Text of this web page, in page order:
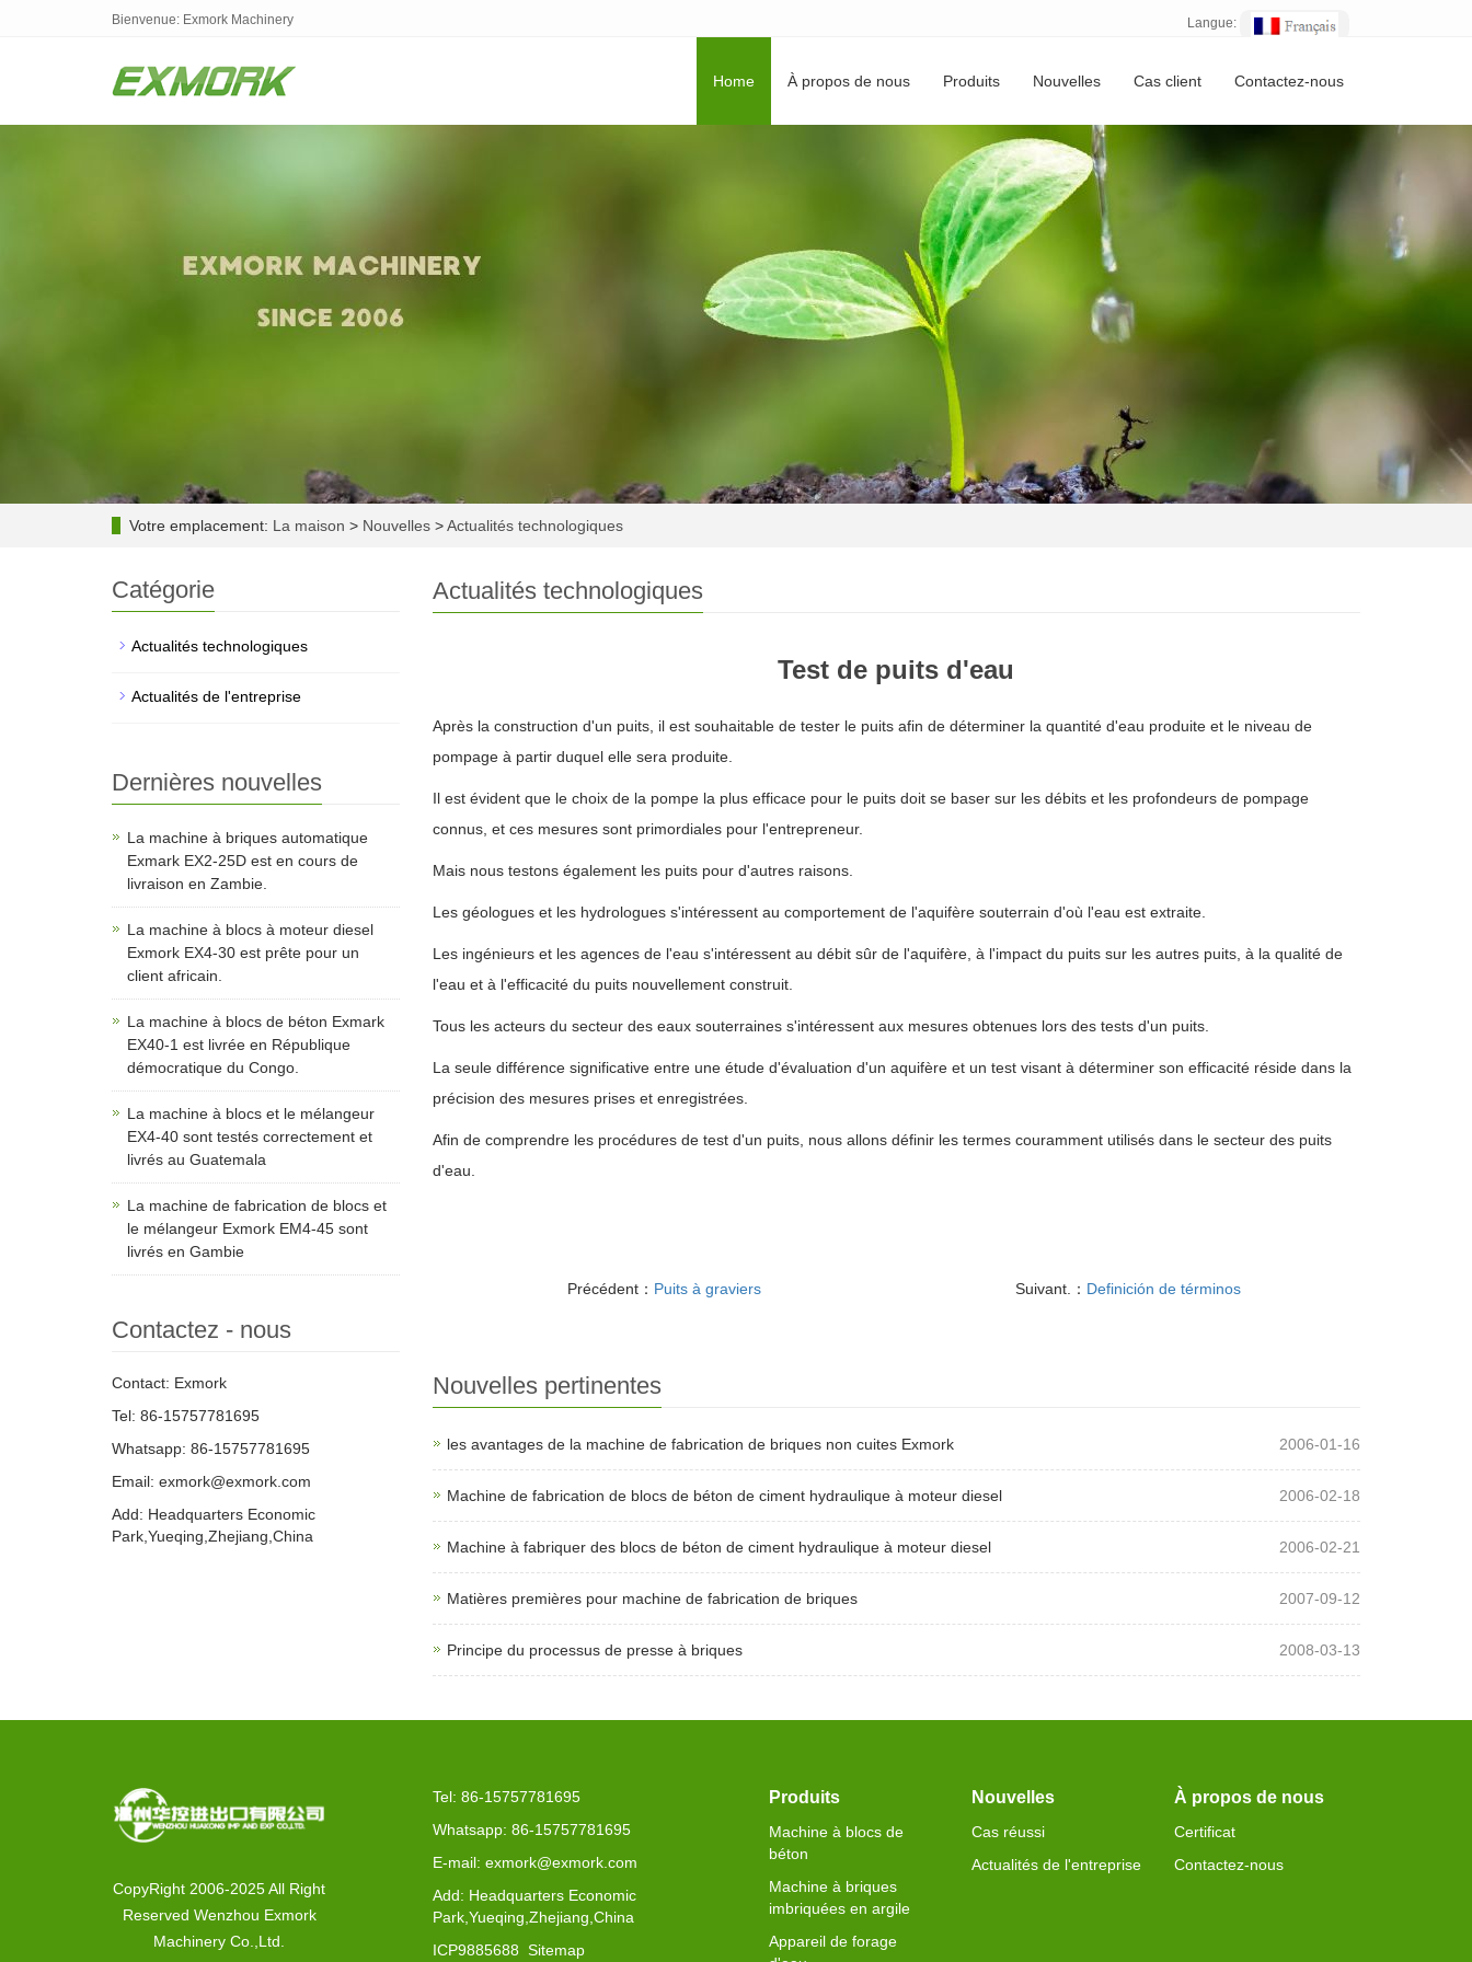
Bienvenue: Exmork Machinery Langue:
Home À propos de nous Produits Nouvelles Cas client Contactez-nous
Votre emplacement: La maison > Nouvelles >Actualités technologiques
Actualités technologiques
Test de puits d'eau
Après la construction d'un puits, il est souhaitable de tester le puits afin de déterminer la quantité d'eau produite et le niveau de
pompage à partir duquel elle sera produite.
Il est évident que le choix de la pompe la plus efficace pour le puits doit se baser sur les débits et les profondeurs de pompage
connus, et ces mesures sont primordiales pour l'entrepreneur.
Mais nous testons également les puits pour d'autres raisons.
Les géologues et les hydrologues s'intéressent au comportement de l'aquifère souterrain d'où l'eau est extraite.
Les ingénieurs et les agences de l'eau s'intéressent au débit sûr de l'aquifère, à l'impact du puits sur les autres puits, à la qualité de
l'eau et à l'efficacité du puits nouvellement construit.
Tous les acteurs du secteur des eaux souterraines s'intéressent aux mesures obtenues lors des tests d'un puits.
La seule différence significative entre une étude d'évaluation d'un aquifère et un test visant à déterminer son efficacité réside dans la
précision des mesures prises et enregistrées.
Afin de comprendre les procédures de test d'un puits, nous allons définir les termes couramment utilisés dans le secteur des puits
d'eau.
Précédent： Puits à graviers Suivant.： Definición de términos
Nouvelles pertinentes
les avantages de la machine de fabrication de briques non cuites Exmork 2006-01-16
Machine de fabrication de blocs de béton de ciment hydraulique à moteur diesel 2006-02-18
Machine à fabriquer des blocs de béton de ciment hydraulique à moteur diesel 2006-02-21
Matières premières pour machine de fabrication de briques 2007-09-12
Principe du processus de presse à briques 2008-03-13
Catégorie
Actualités technologiques
Actualités de l'entreprise
Dernières nouvelles
La machine à briques automatique
Exmark EX2-25D est en cours de
livraison en Zambie.
La machine à blocs à moteur diesel
Exmork EX4-30 est prête pour un
client africain.
La machine à blocs de béton Exmark
EX40-1 est livrée en République
démocratique du Congo.
La machine à blocs et le mélangeur
EX4-40 sont testés correctement et
livrés au Guatemala
La machine de fabrication de blocs et
le mélangeur Exmork EM4-45 sont
livrés en Gambie
Contactez - nous
Contact: Exmork
Tel: 86-15757781695
Whatsapp: 86-15757781695
Email: exmork@exmork.com
Add: Headquarters Economic
Park,Yueqing,Zhejiang,China
CopyRight 2006-2025 All Right
Reserved Wenzhou Exmork
Machinery Co.,Ltd.
Tel: 86-15757781695
Whatsapp: 86-15757781695
E-mail: exmork@exmork.com
Add: Headquarters Economic
Park,Yueqing,Zhejiang,China
ICP9885688 Sitemap
Produits
Machine à blocs de
béton
Machine à briques
imbriquées en argile
Appareil de forage
Nouvelles
Cas réussi
Actualités de l'entreprise
À propos de nous
Certificat
Contactez-nous